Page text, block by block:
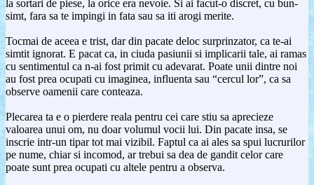
la sortari de piese, la orice era nevoie. Si ai facut-o discret, cu bun-
simt, fara sa te impingi in fata sau sa iti arogi merite.
Tocmai de aceea e trist, dar din pacate deloc surprinzator, ca te-ai
simtit ignorat. E pacat ca, in ciuda pasiunii si implicarii tale, ai ramas
cu sentimentul ca n-ai fost primit cu adevarat. Poate unii dintre noi
au fost prea ocupati cu imaginea, influenta sau “cercul lor”, ca sa
observe oamenii care conteaza.
Plecarea ta e o pierdere reala pentru cei care stiu sa aprecieze
valoarea unui om, nu doar volumul vocii lui. Din pacate insa, se
inscrie intr-un tipar tot mai vizibil. Faptul ca ai ales sa spui lucrurilor
pe nume, chiar si incomod, ar trebui sa dea de gandit celor care
poate sunt prea ocupati cu altele pentru a observa.